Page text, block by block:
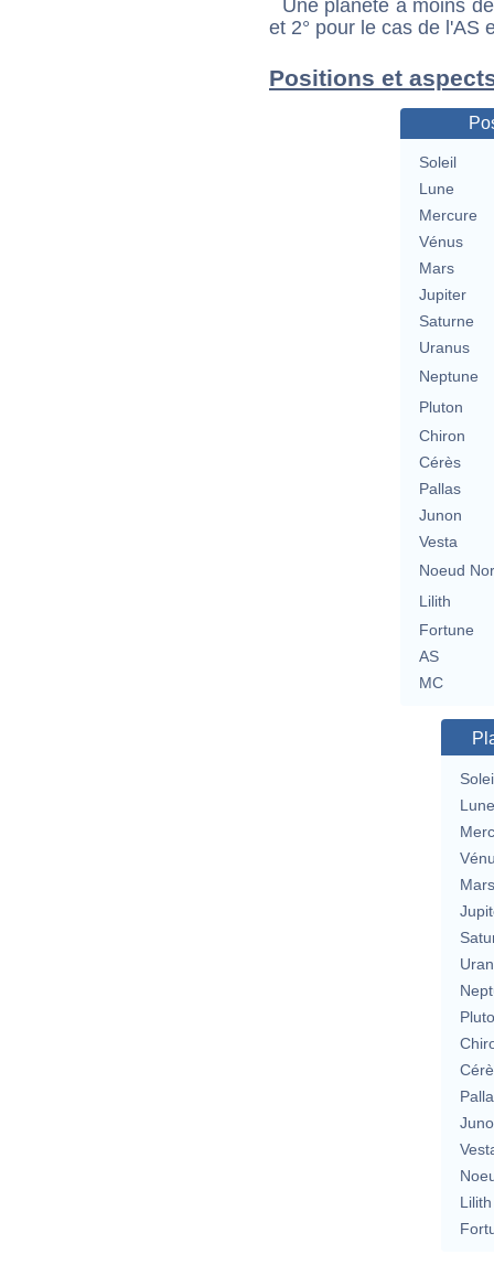
Une planète à moins
et 2° pour le cas de l'AS
Positions et
Soleil
Lune
Mercure
Vénus
Mars
Jupiter
Saturne
Uranus
Neptune
Pluton
Chiron
Cérès
Pallas
Junon
Vesta
Noeud
Lilith
Fortune
AS
MC
Lune
Mars
Lilith